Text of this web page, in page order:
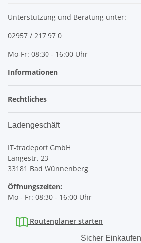
Unterstützung und Beratung unter:
02957 / 217 97 0
Mo-Fr: 08:30 - 16:00 Uhr
Informationen
Rechtliches
Ladengeschäft
IT-tradeport GmbH
Langestr. 23
33181 Bad Wünnenberg
Öffnungszeiten:
Mo - Fr: 08:30 - 16:00 Uhr
Routenplaner starten
Sicher Einkaufen